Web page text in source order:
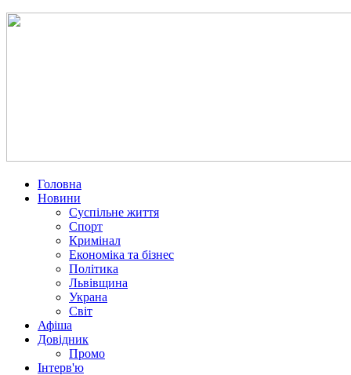
Головна
Новини
Суспільне життя
Спорт
Кримінал
Економіка та бізнес
Політика
Львівщина
Украна
Світ
Афіша
Довідник
Промо
Інтерв'ю